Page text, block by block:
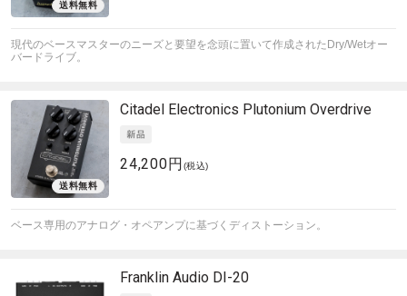
現代のベースマスターのニーズと要望を念頭に置いて作成されたDry/Wetオー
バードライブ。
Citadel Electronics Plutonium Overdrive
24,200円 (税込)
ベース専用のアナログ・オペアンプに基づくディストーション。
Franklin Audio DI-20